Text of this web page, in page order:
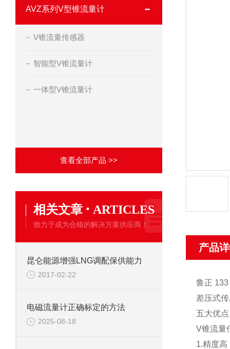
AVZ系列V型锥流量计
V锥流量传感器
智能型V锥流量计
一体型V锥流量计
查看全部产品 >>
相关文章 · ARTICLES
致力于成为合格的解决方案供应商！
昆仑能源增强LNG调配保供能力
2017-02-22
电磁流量计正确标定的方法
2025-08-18
产品
鲁正
差压式
五大优
V锥流量
1.精度高